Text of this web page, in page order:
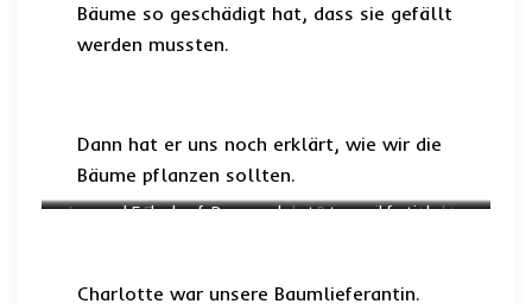
Bäume so geschädigt hat, dass sie gefällt
werden mussten.
Dann hat er uns noch erklärt, wie wir die
Bäume pflanzen sollten.
In unserer Frauengruppe
den Baum rein gesteckt –
und Erde drauf. Dann noch antreten und fertig!
Charlotte war unsere Baumlieferantin.